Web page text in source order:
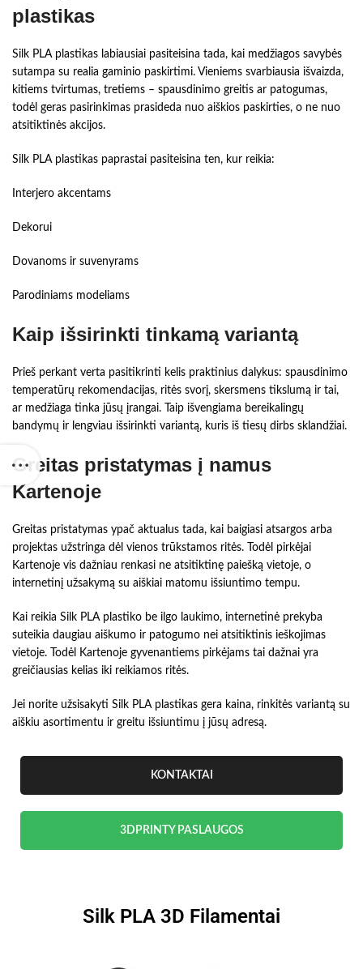
plastikas
Silk PLA plastikas labiausiai pasiteisina tada, kai medžiagos savybės
sutampa su realia gaminio paskirtimi. Vieniems svarbiausia išvaizda,
kitiems tvirtumas, tretiems – spausdinimo greitis ar patogumas,
todėl geras pasirinkimas prasideda nuo aiškios paskirties, o ne nuo
atsitiktinės akcijos.
Silk PLA plastikas paprastai pasiteisina ten, kur reikia:
Interjero akcentams
Dekorui
Dovanoms ir suvenyrams
Parodiniams modeliams
Kaip išsirinkti tinkamą variantą
Prieš perkant verta pasitikrinti kelis praktinius dalykus: spausdinimo
temperatūrų rekomendacijas, ritės svorį, skersmens tikslumą ir tai,
ar medžiaga tinka jūsų įrangai. Taip išvengiama bereikalingų
bandymų ir lengviau išsirinkti variantą, kuris iš tiesų dirbs sklandžiai.
Greitas pristatymas į namus
Kartenoje
Greitas pristatymas ypač aktualus tada, kai baigiasi atsargos arba
projektas užstringa dėl vienos trūkstamos ritės. Todėl pirkėjai
Kartenoje vis dažniau renkasi ne atsitiktinę paiešką vietoje, o
internetinį užsakymą su aiškiai matomu išsiuntimo tempu.
Kai reikia Silk PLA plastiko be ilgo laukimo, internetinė prekyba
suteikia daugiau aiškumo ir patogumo nei atsitiktinis ieškojimas
vietoje. Todėl Kartenoje gyvenantiems pirkėjams tai dažnai yra
greičiausias kelias iki reikiamos ritės.
Jei norite užsisakyti Silk PLA plastikas gera kaina, rinkitės variantą su
aiškiu asortimentu ir greitu išsiuntimu į jūsų adresą.
KONTAKTAI
3DPRINTY PASLAUGOS
Silk PLA 3D Filamentai